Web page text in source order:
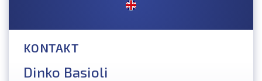
KONTAKT
Dinko Basioli